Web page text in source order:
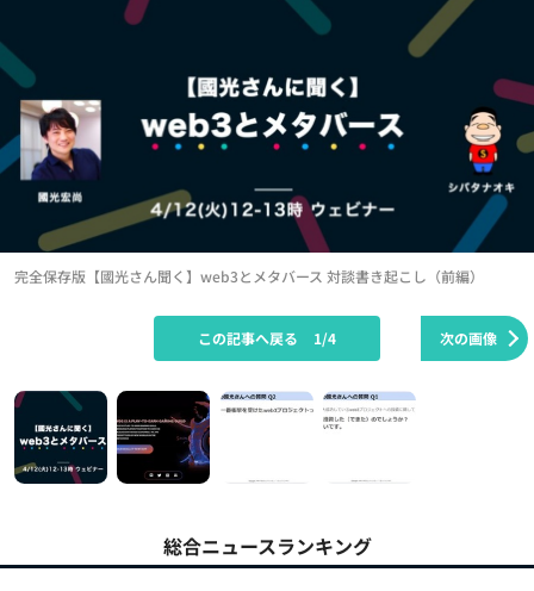
完全保存版【國光さん聞く】web3とメタバース 対談書き起こし（前編）
次の画像
この記事へ戻る 1/4
総合ニュースランキング